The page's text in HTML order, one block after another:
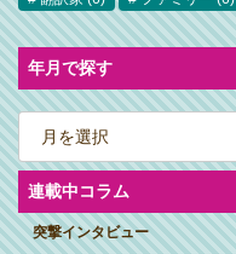
年月で探す
ア
ー
カ
イ
ブ連載中コラム
突撃インタビュー